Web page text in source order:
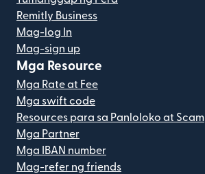
Remitly Business
Mag-log In
Mag-sign up
Mga Resource
Mga Rate at Fee
Mga swift code
Resources para sa Panloloko at Scam
Mga Partner
Mga IBAN number
Mag-refer ng friends